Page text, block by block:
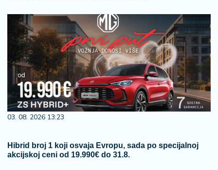
03. 08. 2026 13:23
Hibrid broj 1 koji osvaja Evropu, sada po specijalnoj
akcijskoj ceni od 19.990€ do 31.8.